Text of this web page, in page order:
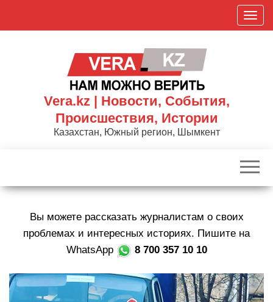
П
о
к
р
в
и
Vera.kz | Новости, События,
Происшествия, Истории
Казахстан, Южный регион, Шымкент
Вы можете рассказать журналистам о своих
проблемах и интересных историях. Пишите на
WhatsApp
8 700 357 10 10